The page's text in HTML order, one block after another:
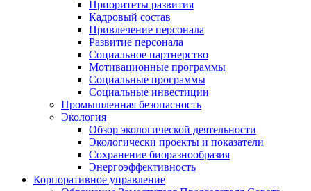
Приоритеты развития
Кадровый состав
Привлечение персонала
Развитие персонала
Социальное партнерство
Мотивационные программы
Социальные программы
Социальные инвестиции
Промышленная безопасность
Экология
Обзор экологической деятельности
Экологически проекты и показатели
Сохранение биоразнообразия
Энергоэффективность
Корпоративное управление